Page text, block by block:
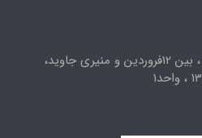
تهران، خیابان انقلاب ، بین 12فروردین و منیری جاوید،